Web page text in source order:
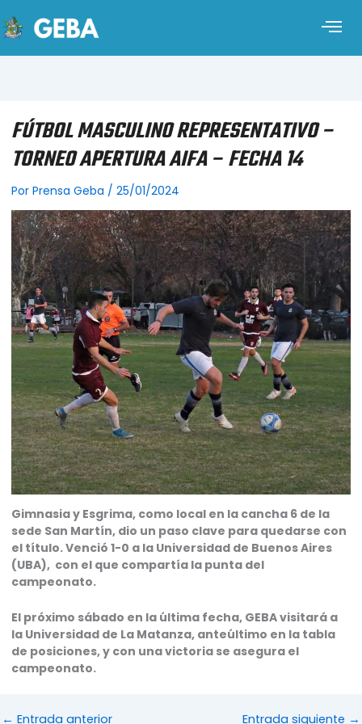
FÚTBOL MASCULINO REPRESENTATIVO –
TORNEO APERTURA AIFA – FECHA 14
Por Prensa Geba / 25/01/2024
Gimnasia y Esgrima, como local en la cancha 6 de la
sede San Martín, dio un paso clave para quedarse con
el título. Venció 1-0 a la Universidad de Buenos Aires
(UBA), con el que compartía la punta del
campeonato.
El próximo sábado en la última fecha, GEBA visitará a
la Universidad de La Matanza, anteúltimo en la tabla
de posiciones, y con una victoria se asegura el
campeonato.
← Entrada anterior Entrada siguiente →